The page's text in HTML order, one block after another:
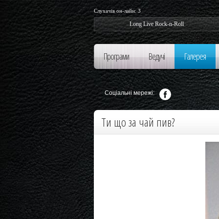
Слухачів он-лайн:3
Long Live Rock-n-Roll
Програми Ведучі Галерея
Соціальні мережі:
Ти що за чай пив?